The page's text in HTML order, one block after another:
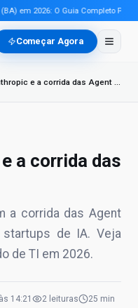
em 2026: O Guia Completo Para
Começar Agora
OpenAI e Anthropic e a corrida das Agent APIs
a corrida das
a corrida das Agent
de IA. Veja
de TI em 2026.
às 14:21 2 leituras 25 min